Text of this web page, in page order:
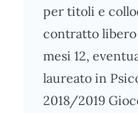
per titoli e
contratto libero
mesi 12,
laureato in
2018/2019